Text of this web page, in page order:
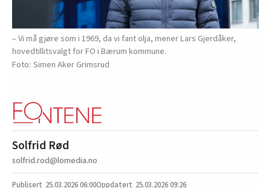
– Vi må gjøre som i 1969, da vi fant olja, mener Lars Gjerdåker,
hovedtillitsvalgt for FO i Bærum kommune.
Simen Aker Grimsrud
Solfrid Rød
solfrid.rod@lomedia.no
25.03.202606:00 25.03.2026 09:26